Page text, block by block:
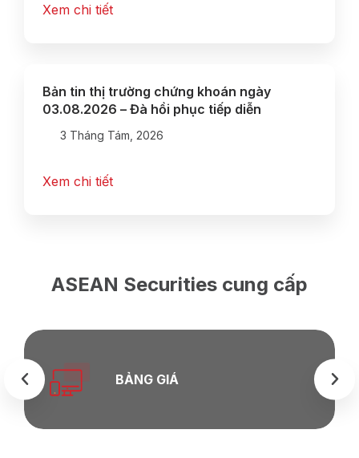
Xem chi tiết
Bản tin thị trường chứng khoán ngày
03.08.2026 – Đà hồi phục tiếp diễn
3 Tháng Tám, 2026
Xem chi tiết
ASEAN Securities cung cấp
BẢNG GIÁ